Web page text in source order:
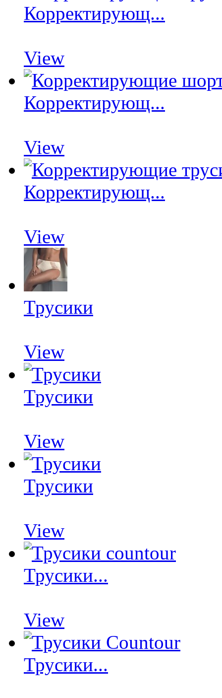
Корректирующ...
View
Корректирующ...
View
Корректирующ...
View
Трусики
View
Трусики
View
Трусики
View
Трусики...
View
Трусики...